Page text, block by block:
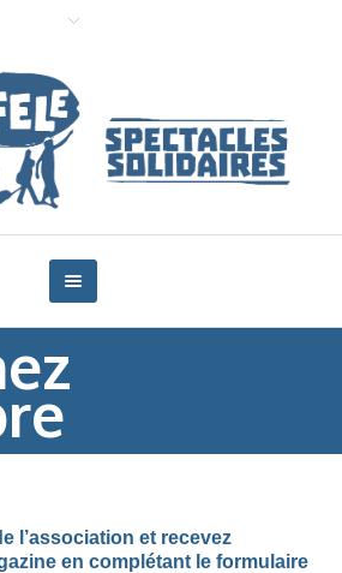
l’association et recevez
en complétant le formulaire